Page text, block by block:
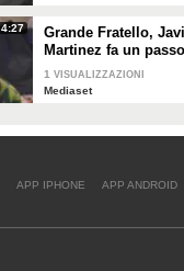
4:27
Grande Fratello,
Martinez fa un passo
indietro con Zeudi Di
Palma
1 VISUALIZZAZIONI
Mediaset
APP IPHONE APP ANDROID